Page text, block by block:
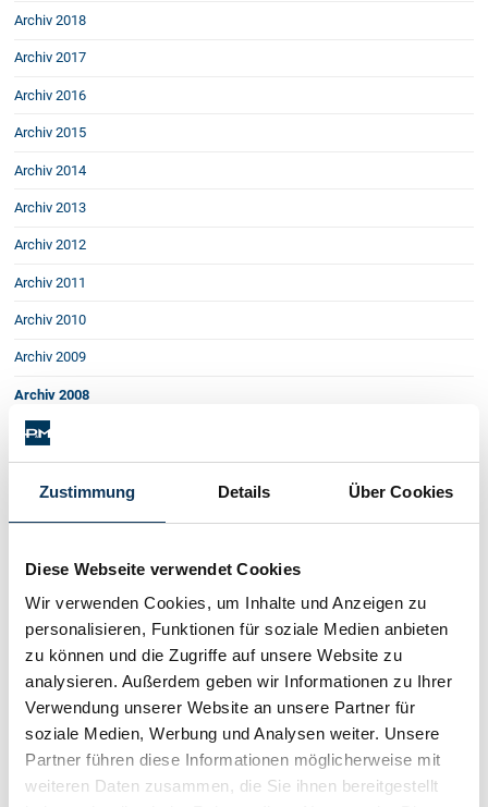
Zustimmung Details Über Cookies
Diese Webseite verwendet Cookies
Wir verwenden Cookies, um Inhalte und Anzeigen zu
personalisieren, Funktionen für soziale Medien anbieten
zu können und die Zugriffe auf unsere Website zu
analysieren. Außerdem geben wir Informationen zu Ihrer
Verwendung unserer Website an unsere Partner für
soziale Medien, Werbung und Analysen weiter. Unsere
Partner führen diese Informationen möglicherweise mit
weiteren Daten zusammen, die Sie ihnen bereitgestellt
Wichtige Vertragsklauseln bei Kauf-
Check dein Recht/Erbrecht
Schenkung von Immobilien
Grundstückkauf
Checkliste: Immobilienertragssteuer
Checkliste: Mietvertrag
Person
Kontakt
Archiv 2018
Archiv 2017
Archiv 2016
Archiv 2015
Archiv 2014
Archiv 2013
Archiv 2012
Archiv 2011
Archiv 2010
Archiv 2009
Archiv 2008
EU: Haftung der Anlageberater verschärft
Alkohol & Arbeit
Wegerecht: Ersitzung durch Gemeinden
Stiftung und Pflichtteil
ÖAMTC haftet nicht für Test
EURO-Match der Anwälte
Auslandskonten und Bankgeheimnis
Schadenersatz wegen Eintrag in
Funksignal als Schlüssel: Versicherung
Haftung im Skiverbund
Elektronisches Urkunden-Archiv
Austritt wegen sexueller Belästigung